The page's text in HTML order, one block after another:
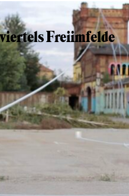
Freiimfelde